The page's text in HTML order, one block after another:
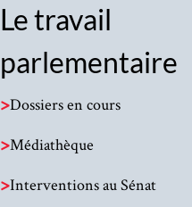
Le travail
parlementaire
>Dossiers en cours
>Médiathèque
>Interventions au Sénat